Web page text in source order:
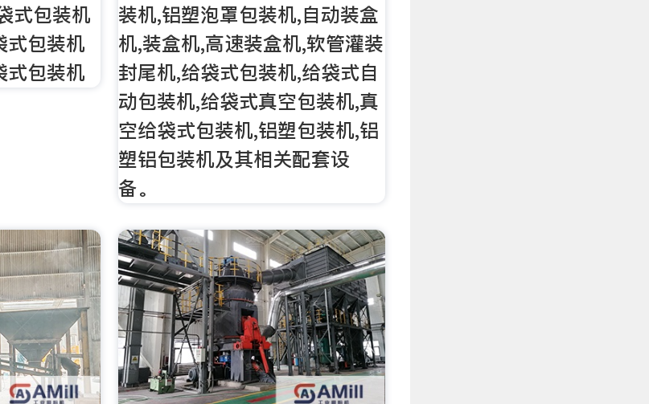
式包装机
包装机
包装机
装机,铝塑泡罩包装机,自动装盒
机,装盒机,高速装盒机,软管灌装
封尾机,给袋式包装机,给袋式自
动包装机,给袋式真空包装机,真
空给袋式包装机,铝塑包装机,铝
塑铝包装机及其相关配套设
备。